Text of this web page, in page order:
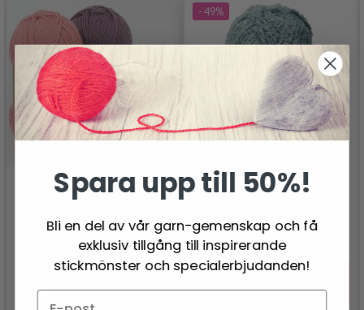
DROPS FLORA
Pris från26.95 SEK
- 49%
SOFT
34.95 SEK68.95 SEK
Erbjudandet upphör
31/08/2026
Spara upp till 50%!
Bli en del av vår garn-gemenskap och få
exklusiv tillgång till inspirerande
stickmönster och specialerbjudanden!